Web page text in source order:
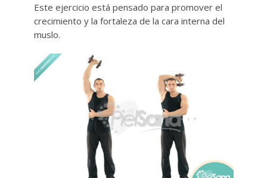
Este ejercicio está pensado para promover el
crecimiento y la fortaleza de la cara interna del
muslo.